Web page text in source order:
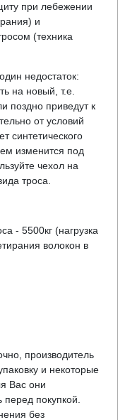
при лебежении
и
(техника
недостаток:
на новый, т.е.
поздно приведут к
от условий
синтетического
изменится под
чехол на
троса.
- 5500кг (нагрузка
волокон в
производитель
и некоторые
Вас они
перед покупкой.
без